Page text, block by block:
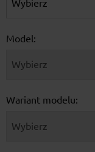
Model:
Wariant modelu: